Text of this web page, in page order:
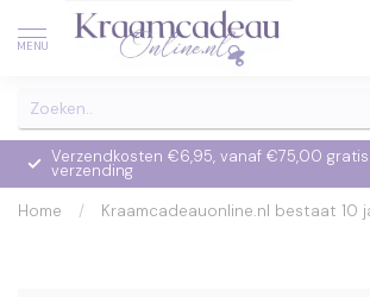
MENU
Verzendkosten €6,95, vanaf €75,00 gratis
verzending
Home / Kraamcadeauonline.nl bestaat 10